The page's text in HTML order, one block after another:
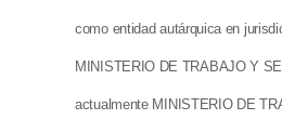
como entidad autárquica en
MINISTERIO DE TRABAJO Y
actualmente MINISTERIO DE